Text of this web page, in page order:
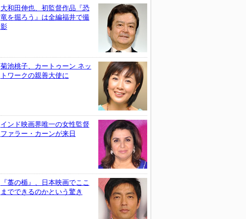
大和田伸也、初監督作品『恐
竜を掘ろう』は全編福井で撮
影
菊池桃子、カートゥーン ネッ
トワークの親善大使に
インド映画界唯一の女性監督
ファラー・カーンが来日
『藁の楯』、日本映画でここ
までできるのかという驚き